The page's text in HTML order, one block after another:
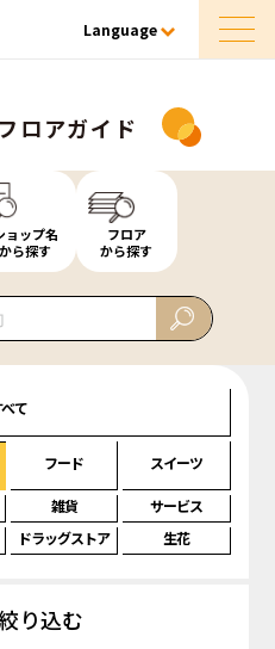
Language
ロアガイド
ョップ名
から探す
フロア
から探す
て
フード スイーツ
雑貨
サービス
ドラッグストア 生花
り込む